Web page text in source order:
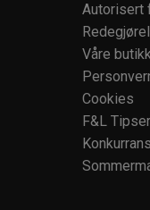
Autorisert
Våre
Cookies
F&L Tipser